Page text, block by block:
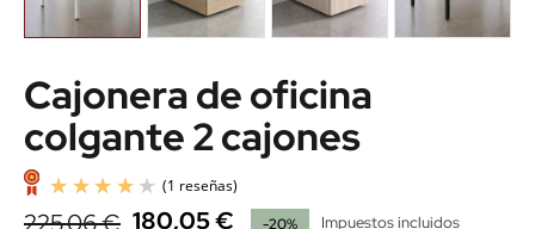
Cajonera de oficina
colgante 2 cajones
225,06 € 180,05 € -20% Impuestos incluidos